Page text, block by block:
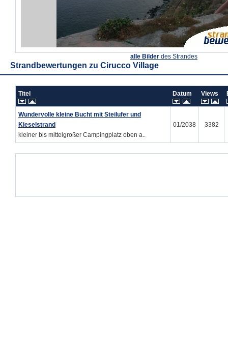
alle Bilder des Strandes
Strandbewertungen zu Cirucco Village
Titel Datum Views
Wundervolle kleine Bucht mit Steilufer und
Kieselstrand
kleiner bis mittelgroßer Campingplatz oben a..
01/2038 3382